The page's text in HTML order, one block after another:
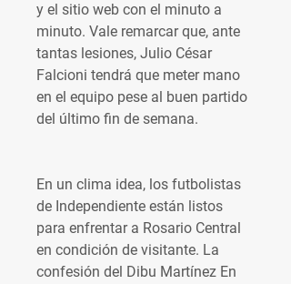
y el sitio web con el minuto a
minuto. Vale remarcar que, ante
tantas lesiones, Julio César
Falcioni tendrá que meter mano
en el equipo pese al buen partido
del último fin de semana.
En un clima idea, los futbolistas
de Independiente están listos
para enfrentar a Rosario Central
en condición de visitante. La
confesión del Dibu Martínez En